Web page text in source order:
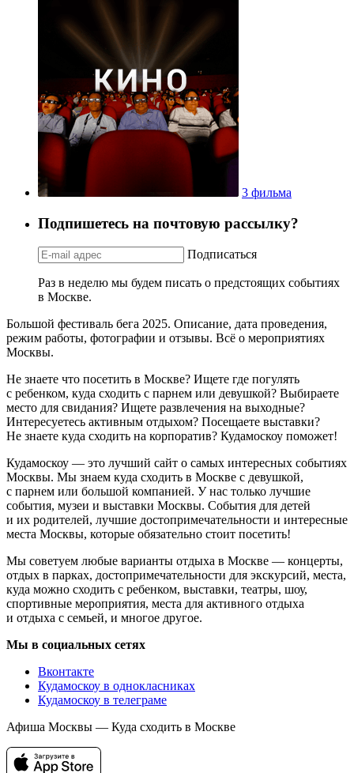
3 фильма
Подпишетесь на почтовую рассылку?
Подписаться
Раз в неделю мы будем писать о предстоящих событиях
в Москве.
Большой фестиваль бега 2025. Описание, дата проведения,
режим работы, фотографии и отзывы. Всё о мероприятиях
Москвы.
Не знаете что посетить в Москве? Ищете где погулять
с ребенком, куда сходить с парнем или девушкой? Выбираете
место для свидания? Ищете развлечения на выходные?
Интересуетесь активным отдыхом? Посещаете выставки?
Не знаете куда сходить на корпоратив? Кудамоскоу поможет!
Кудамоскоу — это лучший сайт о самых интересных событиях
Москвы. Мы знаем куда сходить в Москве с девушкой,
с парнем или большой компанией. У нас только лучшие
события, музеи и выставки Москвы. События для детей
и их родителей, лучшие достопримечательности и интересные
места Москвы, которые обязательно стоит посетить!
Мы советуем любые варианты отдыха в Москве — концерты,
отдых в парках, достопримечательности для экскурсий, места,
куда можно сходить с ребенком, выставки, театры, шоу,
спортивные мероприятия, места для активного отдыха
и отдыха с семьей, и многое другое.
Мы в социальных сетях
Вконтакте
Кудамоскоу в однокласниках
Кудамоскоу в телеграме
Афиша Москвы — Куда сходить в Москве